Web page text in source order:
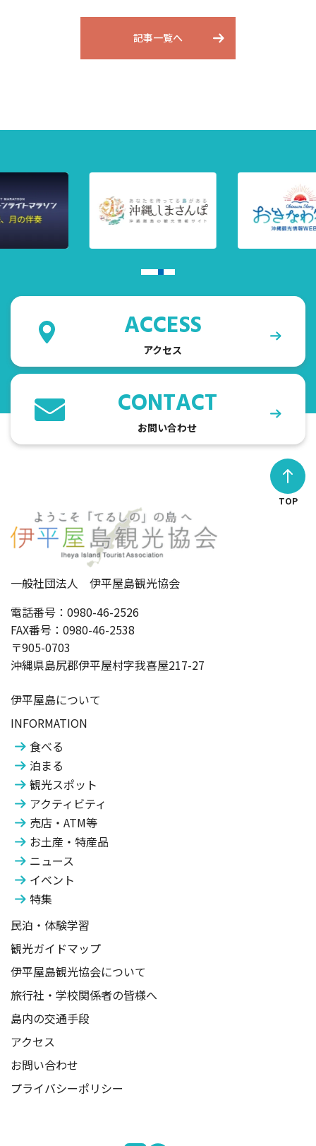
記事一覧へ
ACCESS
アクセス
CONTACT
お問い合わせ
TOP
一般社団法人 伊平屋島観光協会
電話番号：0980-46-2526
FAX番号：0980-46-2538
〒905-0703
沖縄県島尻郡伊平屋村字我喜屋217-27
伊平屋島について
INFORMATION
食べる
泊まる
観光スポット
アクティビティ
売店・ATM等
お土産・特産品
ニュース
イベント
特集
民泊・体験学習
観光ガイドマップ
伊平屋島観光協会について
旅行社・学校関係者の皆様へ
島内の交通手段
アクセス
お問い合わせ
プライバシーポリシー